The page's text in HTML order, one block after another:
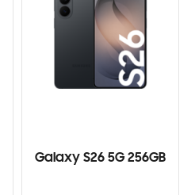
Galaxy S26 5G 256GB